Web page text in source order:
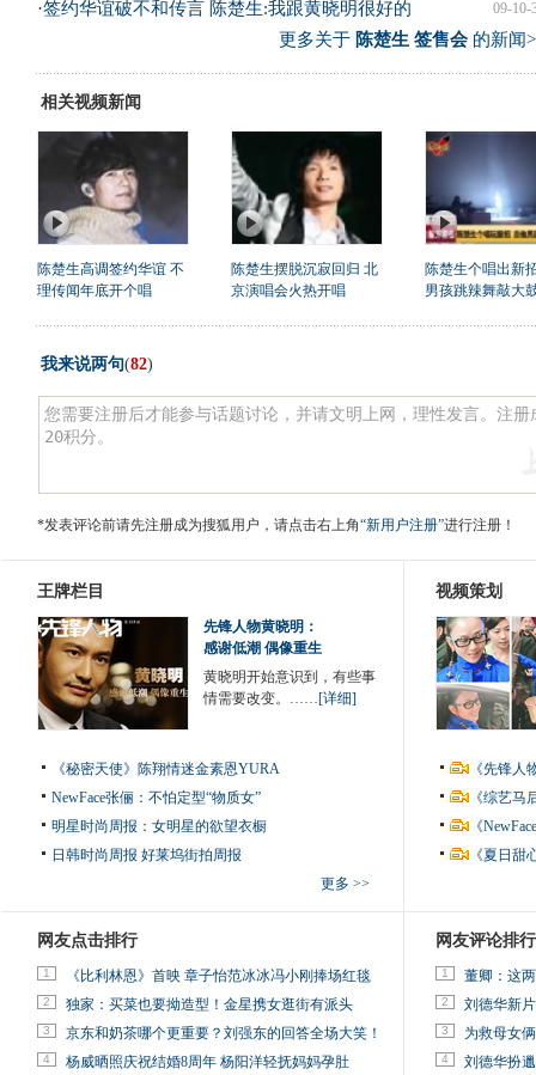
09-10-
·签约华谊破不和传言 陈楚生:我跟黄晓明很好的
更多关于 陈楚生 签售会的新闻
相关视频新闻
陈楚生高调签约华谊 不
理传闻年底开个唱
陈楚生摆脱沉寂回归 北
京演唱会火热开唱
陈楚生个唱出新
男孩跳辣舞敲大
我来说两句(82)
*发表评论前请先注册成为搜狐用户，请点击右上角“新用户注册”进行注册！
王牌栏目
先锋人物黄晓明：
感谢低潮 偶像重生
黄晓明开始意识到，有些事
情需要改变。……[详细]
《秘密天使》陈翔情迷金素恩YURA
NewFace张俪：不怕定型“物质女”
明星时尚周报：女明星的欲望衣橱
日韩时尚周报 好莱坞街拍周报
更多 >>
视频策划
《先锋
《综艺
《
《夏日
网友点击排行
1 《比利林恩》首映 章子怡范冰冰冯小刚捧场红毯
2 独家：买菜也要拗造型！金星携女逛街有派头
3 京东和奶茶哪个更重要？刘强东的回答全场大笑！
4 杨威晒照庆祝结婚8周年 杨阳洋轻抚妈妈孕肚
网友评论排行
1 董卿：这
2 刘德华新
3 为救母女
4 刘德华扮